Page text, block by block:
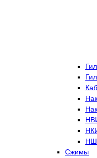
Сжимы